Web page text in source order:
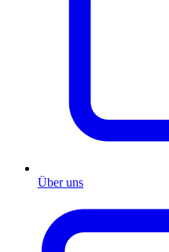
Über uns